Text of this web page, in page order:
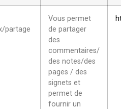
partage
Vous permet
de partager
des
commentaires/
des notes/des
pages / des
signets et
permet de
fournir un